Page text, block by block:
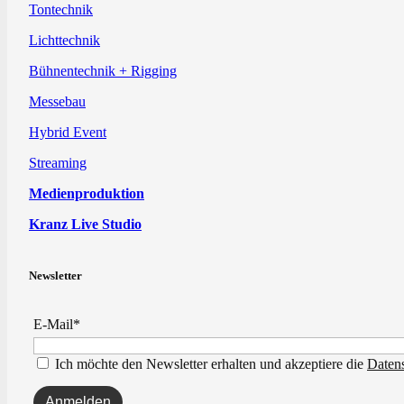
Tontechnik
Lichttechnik
Bühnentechnik + Rigging
Messebau
Hybrid Event
Streaming
Medienproduktion
Kranz Live Studio
Newsletter
E-Mail*
Ich möchte den Newsletter erhalten und akzeptiere die